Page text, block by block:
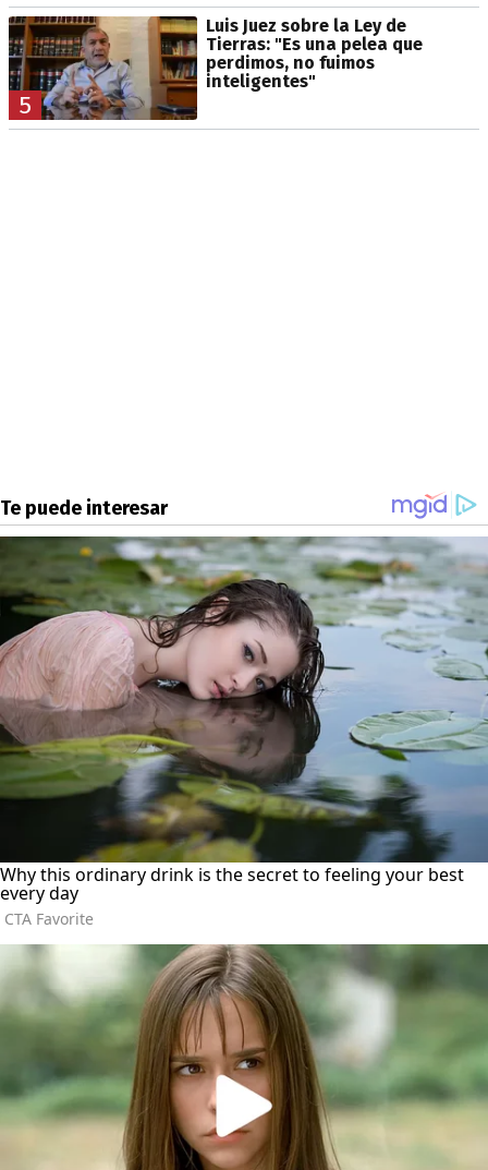
5
Luis Juez sobre la Ley de
Tierras: "Es una pelea que
perdimos, no fuimos
inteligentes"